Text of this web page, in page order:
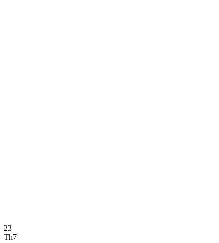
23
Th7